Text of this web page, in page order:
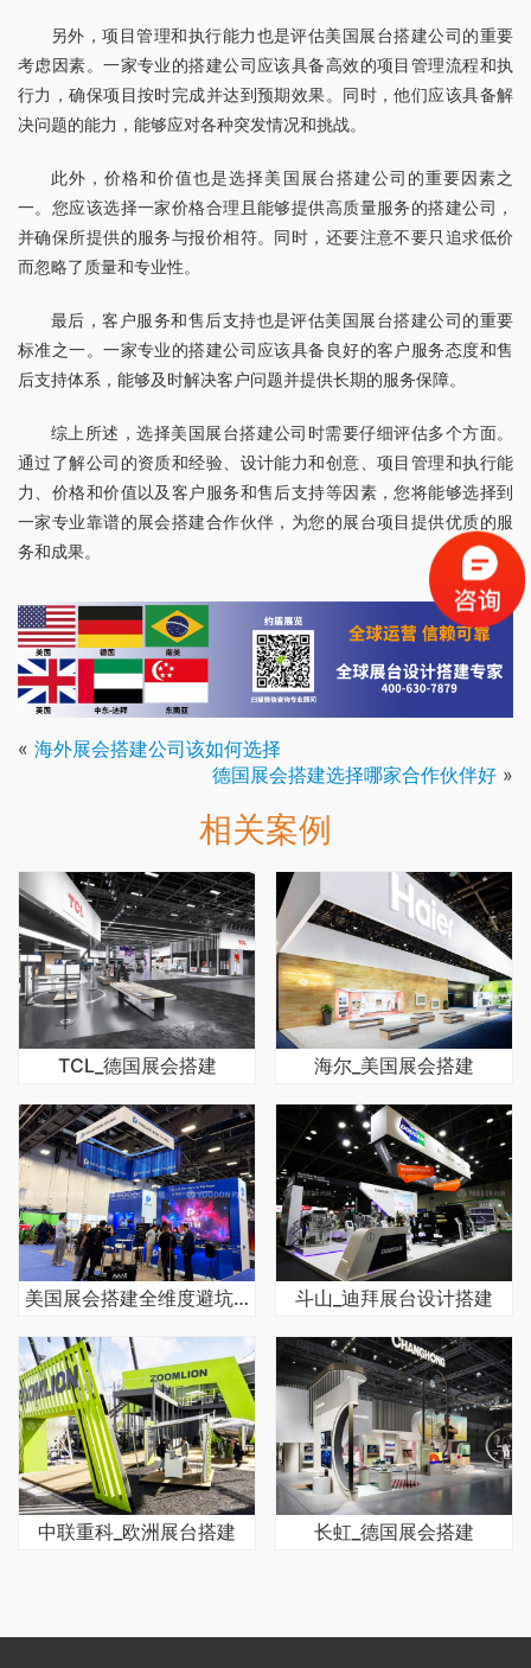
另外，项目管理和执行能力也是评估美国展台搭建公司的重要
考虑因素。一家专业的搭建公司应该具备高效的项目管理流程和执
行力，确保项目按时完成并达到预期效果。同时，他们应该具备解
决问题的能力，能够应对各种突发情况和挑战。
此外，价格和价值也是选择美国展台搭建公司的重要因素之
一。您应该选择一家价格合理且能够提供高质量服务的搭建公司，
并确保所提供的服务与报价相符。同时，还要注意不要只追求低价
而忽略了质量和专业性。
最后，客户服务和售后支持也是评估美国展台搭建公司的重要
标准之一。一家专业的搭建公司应该具备良好的客户服务态度和售
后支持体系，能够及时解决客户问题并提供长期的服务保障。
综上所述，选择美国展台搭建公司时需要仔细评估多个方面。
通过了解公司的资质和经验、设计能力和创意、项目管理和执行能
力、价格和价值以及客户服务和售后支持等因素，您将能够选择到
一家专业靠谱的展会搭建合作伙伴，为您的展台项目提供优质的服
务和成果。
« 海外展会搭建公司该如何选择
德国展会搭建选择哪家合作伙伴好 »
相关案例
TCL_德国展会搭建 海尔_美国展会搭建
美国展会搭建全维度避坑指南 斗山_迪拜展台设计搭建
中联重科_欧洲展台搭建 长虹_德国展会搭建